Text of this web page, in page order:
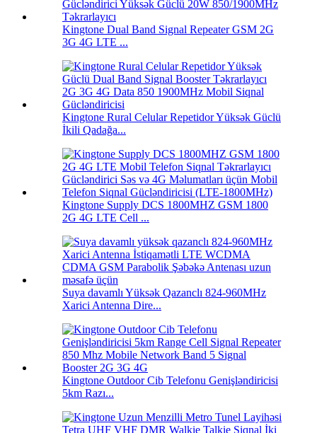
Kingtone Dual Band Signal Repeater GSM 2G
3G 4G LTE ...
Kingtone Rural Celular Repetidor Yüksək Güclü
İkili Qadağa...
Kingtone Supply DCS 1800MHZ GSM 1800
2G 4G LTE Cell ...
Suya davamlı Yüksək Qazanclı 824-960MHz
Xarici Antenna Dire...
Kingtone Outdoor Cib Telefonu Genişləndiricisi
5km Razı...